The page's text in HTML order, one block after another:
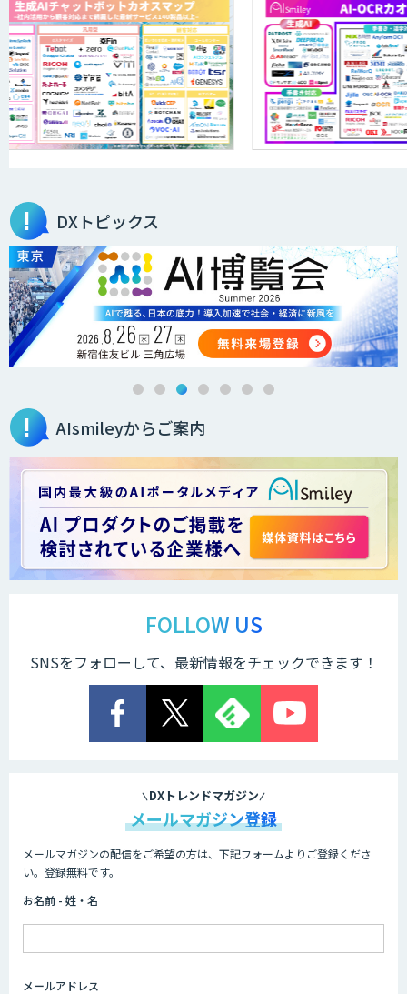
DXトピックス
AIsmileyからご案内
FOLLOW US
SNSをフォローして、最新情報をチェックできます！
DXトレンドマガジン
メールマガジン登録
メールマガジンの配信をご希望の方は、下記フォームよりご登録くださ
い。登録無料です。
お名前 - 姓・名
メールアドレス